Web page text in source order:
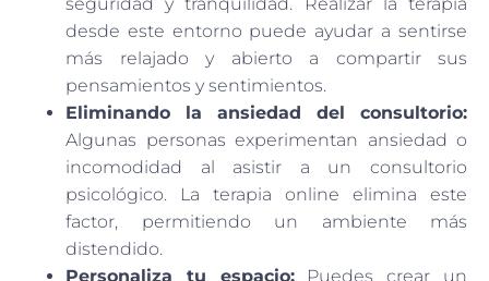
desde este entorno puede ayudar a sentirse
más relajado y abierto a compartir sus
pensamientos y sentimientos.
Eliminando la ansiedad del consultorio:
Algunas personas experimentan ansiedad o
incomodidad al asistir a un consultorio
psicológico. La terapia online elimina este
factor, permitiendo un ambiente más
distendido.
Personaliza tu espacio:Puedes crear un